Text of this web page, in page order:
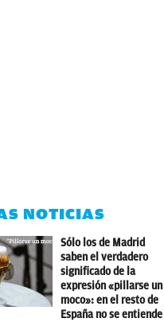
NOTICIAS
Sólo los de Madrid
saben el verdadero
significado de la
expresión «pillarse un
moco»: en el resto de
España no se entiende